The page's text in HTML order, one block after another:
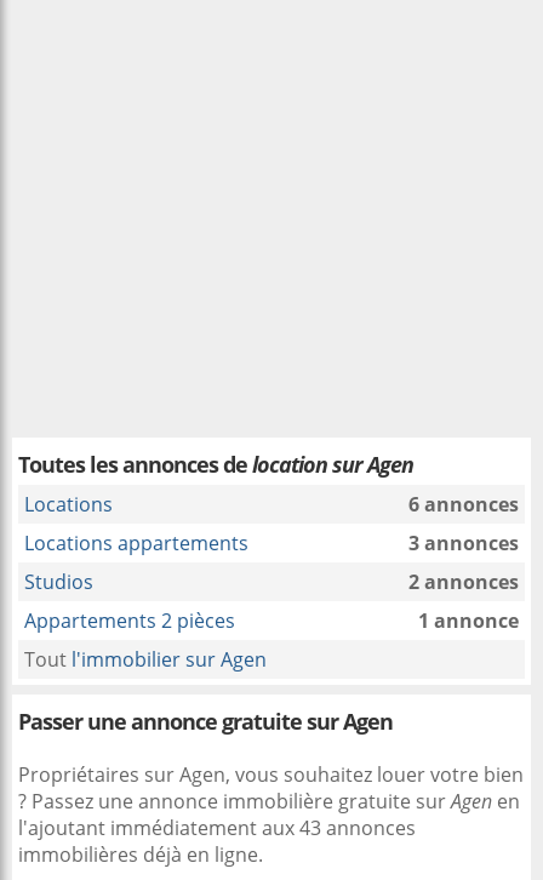
Toutes les annonces delocation sur Agen
Locations
6 annonces
Locations appartements
3 annonces
Studios
2 annonces
Appartements 2 pièces
1 annonce
Tout l'immobilier sur Agen
Passer une annonce gratuite sur Agen
Propriétaires sur Agen, vous souhaitez louer votre bien
? Passez une annonce immobilière gratuite surAgen en
l'ajoutant immédiatement aux 43 annonces
immobilières déjà en ligne.